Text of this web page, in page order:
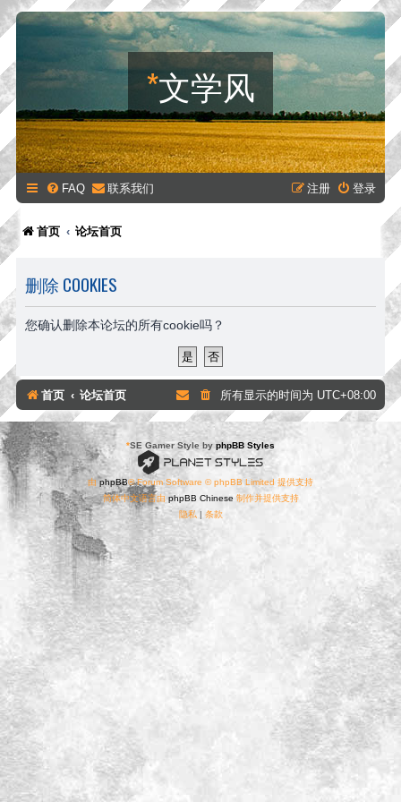
*文学风
FAQ 联系我们 登录
注册
首页 论坛首页
删除 COOKIES
您确认删除本论坛的所有cookie吗？
首页 论坛首页 所有显示的时间为 UTC+08:00
*SE Gamer Style by phpBB Styles
由phpBB® Forum Software © phpBB Limited 提供支持
简体中文语言由 phpBB Chinese制作并提供支持
隐私 | 条款